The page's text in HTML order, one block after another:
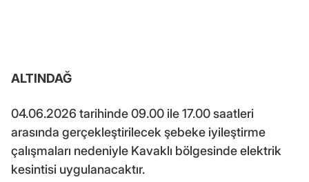
ALTINDAĞ
04.06.2026 tarihinde 09.00 ile 17.00 saatleri
arasında gerçekleştirilecek şebeke iyileştirme
çalışmaları nedeniyle Kavaklı bölgesinde elektrik
kesintisi uygulanacaktır.